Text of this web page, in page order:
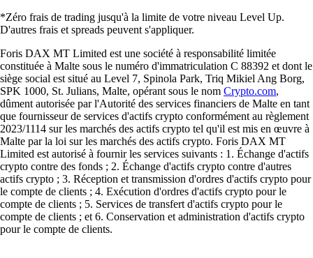
*Zéro frais de trading jusqu'à la limite de votre niveau Level Up.
D'autres frais et spreads peuvent s'appliquer.
Foris DAX MT Limited est une société à responsabilité limitée
constituée à Malte sous le numéro d'immatriculation C 88392 et dont le
siège social est situé au Level 7, Spinola Park, Triq Mikiel Ang Borg,
SPK 1000, St. Julians, Malte, opérant sous le nom Crypto.com,
dûment autorisée par l'Autorité des services financiers de Malte en tant
que fournisseur de services d'actifs crypto conformément au règlement
2023/1114 sur les marchés des actifs crypto tel qu'il est mis en œuvre à
Malte par la loi sur les marchés des actifs crypto. Foris DAX MT
Limited est autorisé à fournir les services suivants : 1. Échange d'actifs
crypto contre des fonds ; 2. Échange d'actifs crypto contre d'autres
actifs crypto ; 3. Réception et transmission d'ordres d'actifs crypto pour
le compte de clients ; 4. Exécution d'ordres d'actifs crypto pour le
compte de clients ; 5. Services de transfert d'actifs crypto pour le
compte de clients ; et 6. Conservation et administration d'actifs crypto
pour le compte de clients.